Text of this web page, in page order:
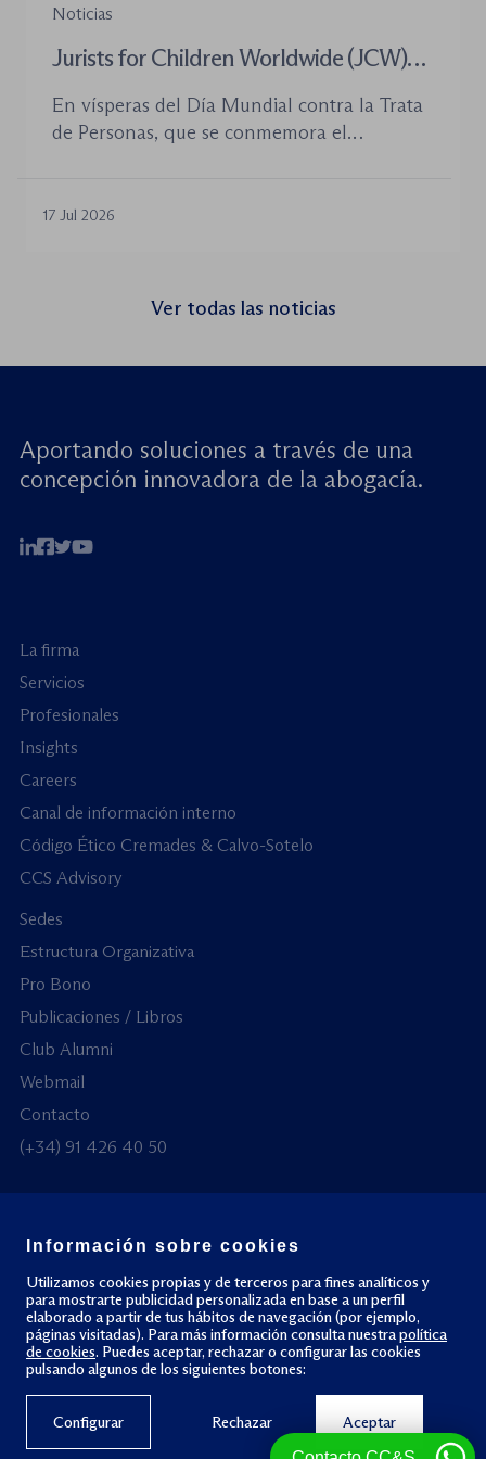
Noticias
Jurists for Children Worldwide (JCW)
para combatir la trata de menores y
defender el Estado de Derecho
En vísperas del Día Mundial contra la Trata
de Personas, que se conmemora el
la World Jurist Association (WJA) y Just
seminario web internacional «Trata de
menores: reforzando la rendición de
17 Jul 2026
Ver todas las noticias
Aportando soluciones a través de una
concepción innovadora de la abogacía.
La firma
Servicios
Profesionales
Insights
Careers
Canal de información interno
Código Ético Cremades & Calvo-Sotelo
CCS Advisory
Sedes
Estructura Organizativa
Pro Bono
Publicaciones / Libros
Club Alumni
Webmail
Contacto
(+34) 91 426 40 50
© Todos los derechos reservados
Política de privacidad Política de cookies
Información sobre cookies
Utilizamos cookies propias y de terceros para fines analíticos y
para mostrarte publicidad personalizada en base a un perfil
elaborado a partir de tus hábitos de navegación (por ejemplo,
páginas visitadas). Para más información consulta nuestrapolítica
de cookies. Puedes aceptar, rechazar o configurar las cookies
pulsando algunos de los siguientes botones:
Aceptar
Configurar Rechazar